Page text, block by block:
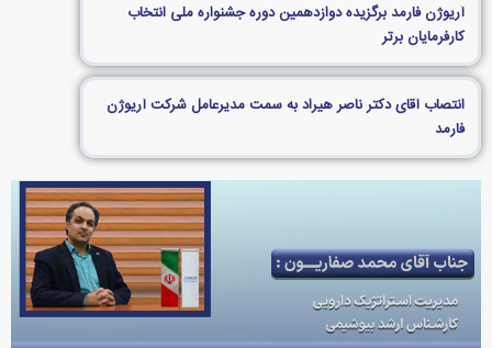
آریوژن فارمد برگزیده دوازدهمین دوره جشنواره ملی انتخاب
کارفرمایان برتر
انتصاب آقای دکتر ناصر هیراد به سمت مدیرعامل شرکت آریوژن
فارمد